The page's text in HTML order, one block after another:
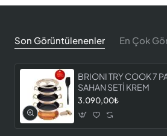
Son Görüntülenenler En Çok
BRIONI TRY COOK 7
SAHAN SETİ KREM
3.090,00₺